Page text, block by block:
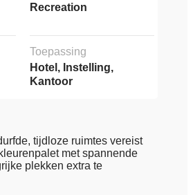
Recreation
Toepassing
Hotel, Instelling,
Kantoor
tijdloze ruimtes vereist
met spannende
plekken extra te